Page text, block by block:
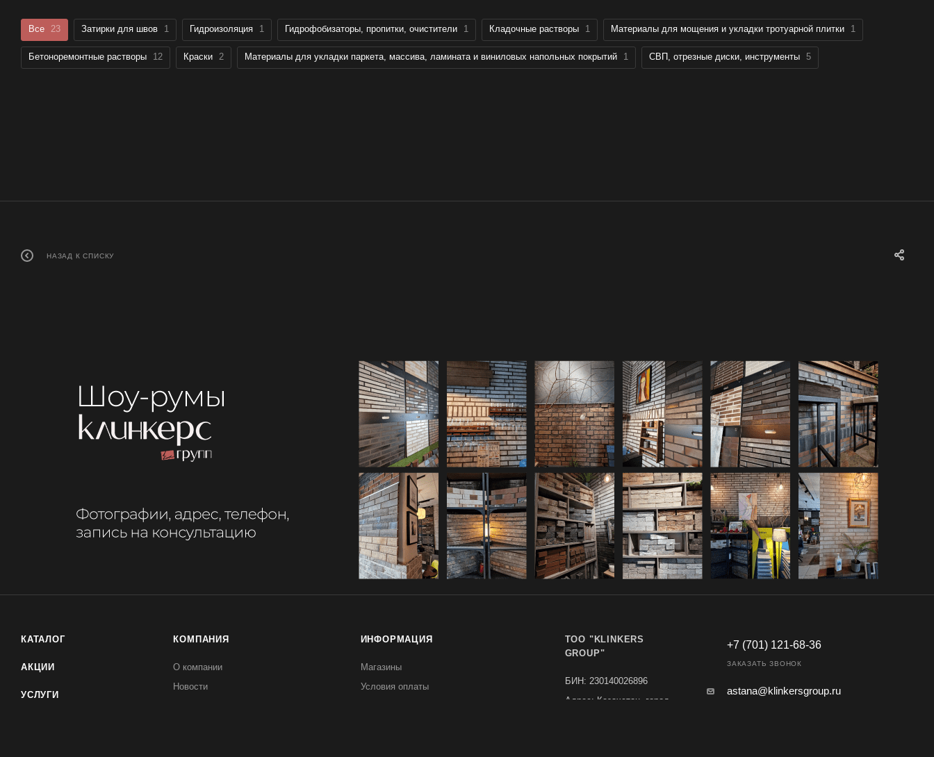
Все 23 Затирки для швов 1 Гидроизоляция 1 Гидрофобизаторы, пропитки, очистители 1 Кладочные растворы 1 Материалы для мощения и укладки тротуарной плитки 1
Бетоноремонтные растворы 12 Краски 2 Материалы для укладки паркета, массива, ламината и виниловых напольных покрытий 1 СВП, отрезные диски, инструменты 5
НАЗАД К СПИСКУ
КАТАЛОГ
АКЦИИ
УСЛУГИ
КОМПАНИЯ
О компании
Новости
ИНФОРМАЦИЯ
Магазины
Условия оплаты
TOO "KLINKERS
GROUP"
БИН: 230140026896
Адрес: Казахстан, город
+7 (701) 121-68-36
ЗАКАЗАТЬ ЗВОНОК
astana@klinkersgroup.ru